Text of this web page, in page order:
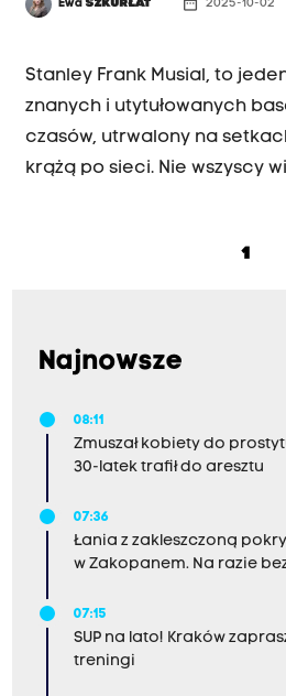
EwaSZKURŁAT 2025-10-02
Stanley Frank Musial, to
znanych i utytułowanych
czasów, utrwalony na
krążą po sieci. Nie wszyscy
1934 roku zapisał go na1
Najnowsze
08:11
Zmuszał kobiety do
30-latek trafił do aresztu
07:36
Łania z zakleszczoną
w Zakopanem. Na razie
07:15
SUP na lato! Kraków
treningi